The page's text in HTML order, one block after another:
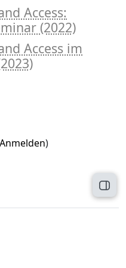
Access:
(2022)
Access im
Anmelden)